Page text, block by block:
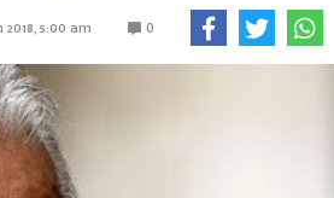
2018, 5:00 am 0